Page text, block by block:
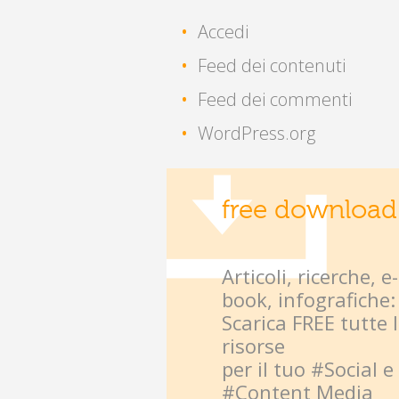
Accedi
Feed dei contenuti
Feed dei commenti
WordPress.org
free download
Articoli, ricerche, e-
book, infografiche:
Scarica FREE tutte
risorse
per il tuo #Social e
#Content Media